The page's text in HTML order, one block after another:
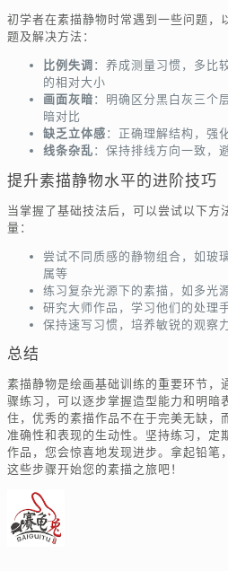
初学者在素描静物时常遇到一些问题，
题及解决方法：
比例失调 ：养成测量习惯，多比
的相对大小
画面灰暗 ：明确区分黑白灰三个
暗对比
缺乏立体感 ：正确理解结构，强
线条杂乱 ：保持排线方向一致，
提升素描静物水平的进阶技巧
当掌握了基础技法后，可以尝试以下方
量：
尝试不同质感的静物组合，如玻
属等
练习复杂光源下的素描，如多光
研究大师作品，学习他们的处理
保持速写习惯，培养敏锐的观察
总结
素描静物是绘画基础训练的重要环节，
骤练习，可以逐步掌握造型能力和明暗
住，优秀的素描作品不在于完美无缺，
准确性和表现的生动性。坚持练习，定
作品，您会惊喜地发现进步。拿起铅笔
这些步骤开始您的素描之旅吧！